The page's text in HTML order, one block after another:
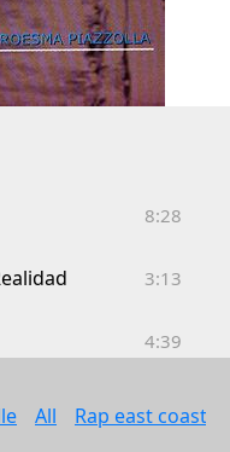
8:28
3:13
4:39
6:14
All Rap east coast